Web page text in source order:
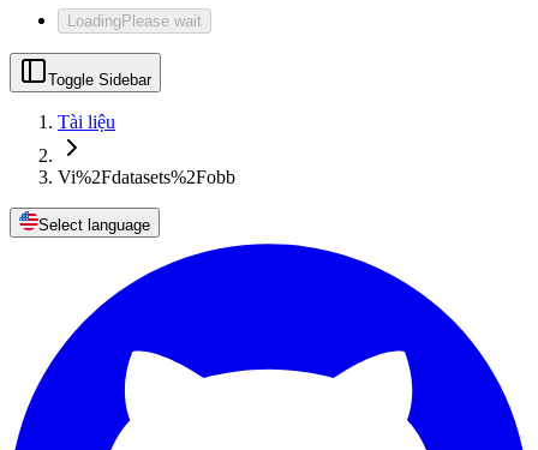
LoadingPlease wait
Toggle Sidebar
Tài liệu
Vi%2Fdatasets%2Fobb
Select language